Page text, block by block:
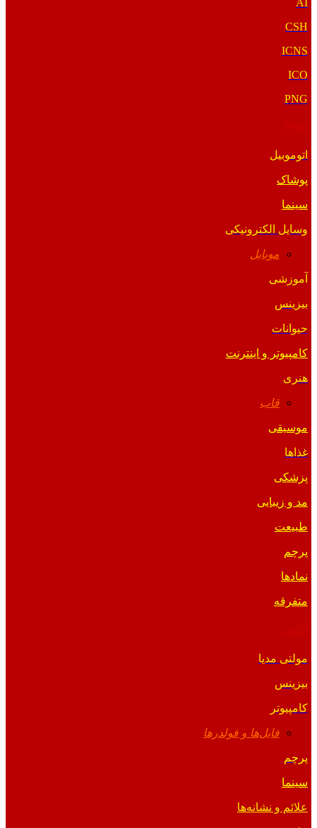
CSH
ICNS
ICO
PNG
اتوموبیل
پوشاک
سینما
وسایل الکترونیکی
موبایل
آموزشی
بیزینس
حیوانات
کامپیوتر و اینترنت
هنری
قاب
موسیقی
غذاها
پزشکی
مد و زیبایی
طبیعت
پرچم
نمادها
متفرقه
مولتی مدیا
بیزینس
کامپیوتر
فایل‌ها و فولدرها
پرچم
سینما
علائم و نشانه‌ها